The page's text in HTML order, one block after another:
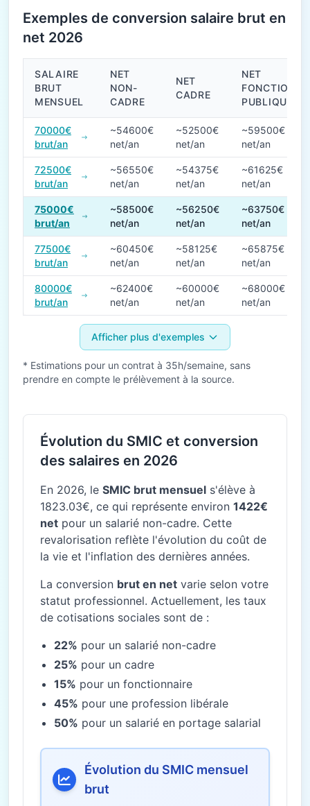
Exemples de conversion salaire brut en
net 2026
Conversions de salaire brut en net en 2026
SALAIRE
BRUT
MENSUEL
NET
NON-
CADRE
NET
CADRE
NET
FONCTION
PUBLIQUE
70000€
brut/an
~54600€
net/an
~52500€
net/an
~59500€
net/an
72500€
brut/an
~56550€
net/an
~54375€
net/an
~61625€
net/an
75000€
brut/an
~58500€
net/an
~56250€
net/an
~63750€
net/an
77500€
brut/an
~60450€
net/an
~58125€
net/an
~65875€
net/an
80000€
brut/an
~62400€
net/an
~60000€
net/an
~68000€
net/an
Afficher plus d'exemples
* Estimations pour un contrat à 35h/semaine, sans
prendre en compte le prélèvement à la source.
Évolution du SMIC et conversion
des salaires en 2026
En 2026, le SMIC brut mensuel s'élève à
1823.03€, ce qui représente environ 1422€
net pour un salarié non-cadre. Cette
revalorisation reflète l'évolution du coût de
la vie et l'inflation des dernières années.
La conversion brut en net varie selon votre
statut professionnel. Actuellement, les taux
de cotisations sociales sont de :
22% pour un salarié non-cadre
25% pour un cadre
15% pour un fonctionnaire
45% pour une profession libérale
50% pour un salarié en portage salarial
Évolution du SMIC mensuel
brut